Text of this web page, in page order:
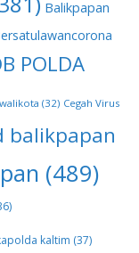
Balikpapan
POLDA
(32) Cegah Virus
balikpapan
(489)
kaltim (37)